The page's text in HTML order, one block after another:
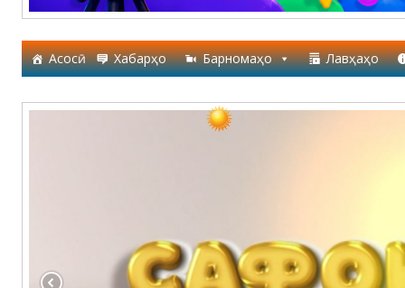
Асосӣ Хабарҳо Барномаҳо Лавҳаҳо